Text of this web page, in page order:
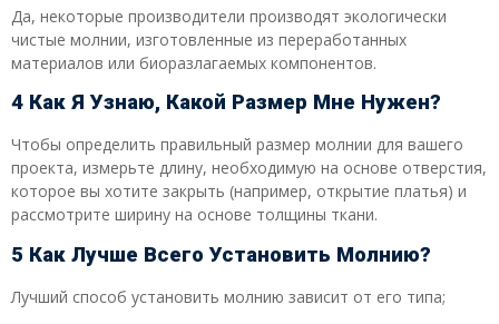
Да, некоторые производители производят экологически
чистые молнии, изготовленные из переработанных
материалов или биоразлагаемых компонентов.
4 Как Я Узнаю, Какой Размер Мне Нужен?
Чтобы определить правильный размер молнии для вашего
проекта, измерьте длину, необходимую на основе отверстия,
которое вы хотите закрыть (например, открытие платья) и
рассмотрите ширину на основе толщины ткани.
5 Как Лучше Всего Установить Молнию?
Лучший способ установить молнию зависит от его типа;